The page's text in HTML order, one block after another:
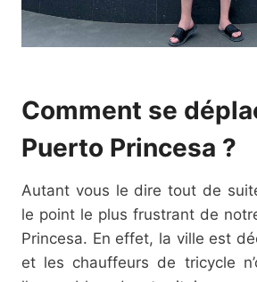
Comment se
Puerto Princesa ?
Autant vous le dire tout de
le point le plus frustrant de
Princesa. En effet, la ville est
et les chauffeurs de tricycle